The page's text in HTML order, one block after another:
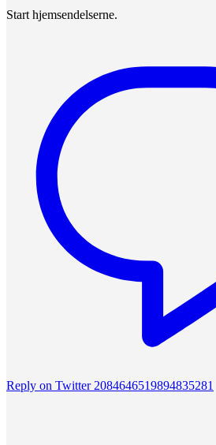
Start hjemsendelserne.
Reply on Twitter 2084646519894835281